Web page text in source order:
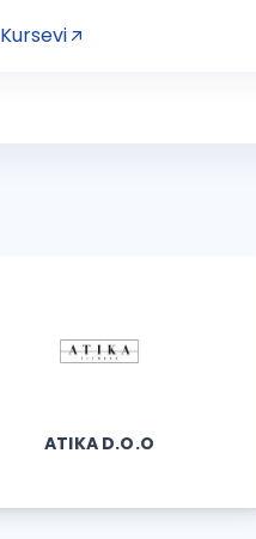
Kursevi
ATIKA D.O.O